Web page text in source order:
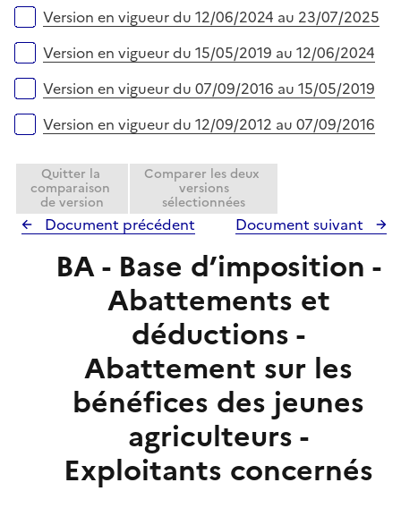
e
e
Version en vigueur du 12/06/2024 au 23/07/2025
Version en vigueur du 15/05/2019 au 12/06/2024
Version en vigueur du 07/09/2016 au 15/05/2019
Version en vigueur du 12/09/2012 au 07/09/2016
Quitter la
comparaison
de version
Comparer les deux
versions
sélectionnées
Document précédent Document suivant
BA - Base d’imposition -
Abattements et
déductions -
Abattement sur les
bénéfices des jeunes
agriculteurs -
Exploitants concernés